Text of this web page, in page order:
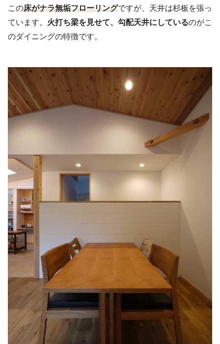
この床がナラ無垢フローリングですが、天井は杉板を張っ
ています。 火打ち梁を見せて、勾配天井にしているのがこ
のダイニングの特徴です。